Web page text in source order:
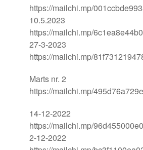
https://mailchi.mp/
10.5.2023
https://mailchi.mp/
27-3-2023
https://mailchi.mp/
Marts nr. 2
https://mailchi.mp/
14-12-2022
https://mailchi.mp/
2-12-2022